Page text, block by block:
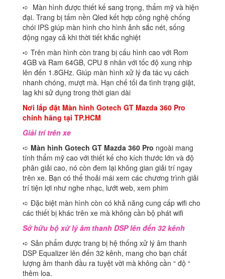
➪ Màn hình được thiết kế sang trọng, thẩm mỹ và hiện
đại. Trang bị tấm nền Qled kết hợp công nghệ chống
chói IPS giúp màn hình cho hình ảnh sắc nét, sống
động ngay cả khi thời tiết khắc nghiệt
➪ Trên màn hình còn trang bị cấu hình cao với Rom
4GB và Ram 64GB, CPU 8 nhân với tốc độ xung nhịp
lên đến 1.8GHz. Giúp màn hình xử lý đa tác vụ cách
nhanh chóng, mượt mà. Hạn chế tối đa tình trạng giật,
lag khi sử dụng trong thời gian dài
Nơi lắp đặt Màn hình Gotech GT Mazda 360 Pro
chính hãng tại TP.HCM
Giải trí trên xe
➪ Màn hình Gotech GT Mazda 360 Pro ngoài mang
tính thẩm mỹ cao với thiết kế cho kích thước lớn và độ
phân giải cao, nó còn đem lại không gian giải trí ngay
trên xe. Bạn có thể thoải mái xem các chương trình giải
trí tiện lợi như nghe nhạc, lướt web, xem phim
➪ Đặc biệt màn hình còn có khả năng cung cấp wifi cho
các thiết bị khác trên xe mà không cần bộ phát wifi
Sở hữu bộ xử lý âm thanh DSP lên đến 32 kênh
➪ Sản phẩm được trang bị hệ thống xử lý âm thanh
DSP Equalizer lên đến 32 kênh, mang cho bạn chất
lượng âm thanh đầu ra tuyệt vời mà không cần “ độ “
thêm loa.